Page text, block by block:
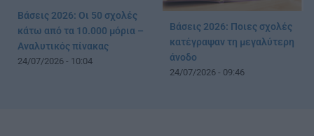
Βάσεις 2026: Οι 50 σχολές
κάτω από τα 10.000 μόρια –
Αναλυτικός πίνακας
24/07/2026 - 10:04
Βάσεις 2026: Ποιες σχολές
κατέγραψαν τη μεγαλύτερη
άνοδο
24/07/2026 - 09:46